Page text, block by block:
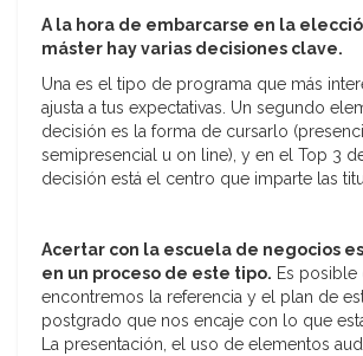
A la hora de embarcarse en la
máster hay varias decisiones clave.
Una es el tipo de programa que más
ajusta a tus expectativas. Un segundo
decisión es la forma de cursarlo
semipresencial u on line), y en el Top 3
decisión está el centro que imparte las
Acertar con la escuela de negocios
en un proceso de este tipo. Es posible
encontremos la referencia y el plan de
postgrado que nos encaje con lo que
La presentación, el uso de elementos